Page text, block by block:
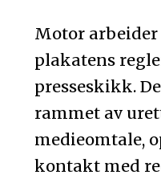
Motor
plakatens
presseskikk.
rammet av
medieomtale,
kontakt med